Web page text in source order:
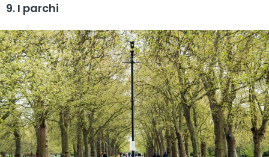
9. I parchi